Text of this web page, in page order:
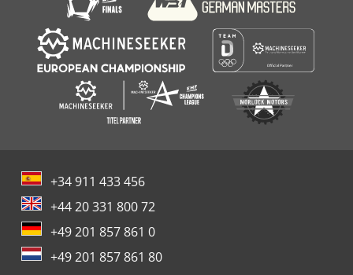
+34 911 433 456
+44 20 331 800 72
+49 201 857 861 0
+49 201 857 861 80